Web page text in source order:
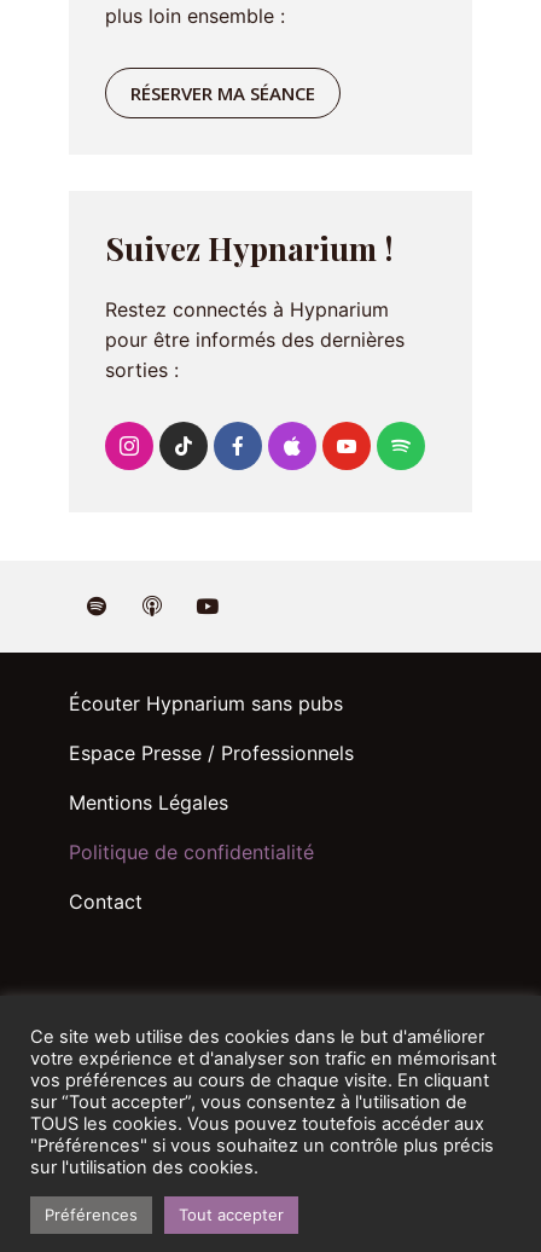
plus loin ensemble :
RÉSERVER MA SÉANCE
Suivez Hypnarium !
Restez connectés à Hypnarium
pour être informés des dernières
sorties :
Écouter Hypnarium sans pubs
Espace Presse / Professionnels
Mentions Légales
Politique de confidentialité
Contact
Créé par Hypnarium · Copyright 2026 · Tous droits réservés
Ce site web utilise des cookies dans le but d'améliorer
votre expérience et d'analyser son trafic en mémorisant
vos préférences au cours de chaque visite. En cliquant
sur “Tout accepter”, vous consentez à l'utilisation de
TOUS les cookies. Vous pouvez toutefois accéder aux
"Préférences" si vous souhaitez un contrôle plus précis
sur l'utilisation des cookies.
Préférences Tout accepter